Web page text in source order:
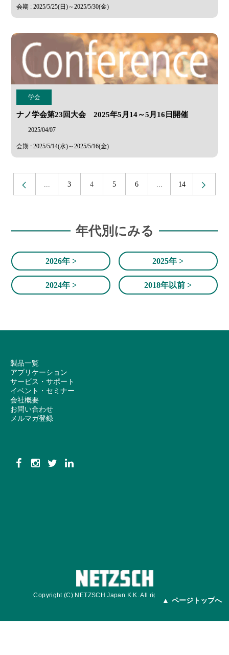
会期 : 2025/5/25(日)～2025/5/30(金)
学会
ナノ学会第23回大会 2025年5月14～5月16日開催
2025/04/07
会期 : 2025/5/14(水)～2025/5/16(金)
< ... 3 4 5 6 ... >
14
年代別にみる
2026年 > 2025年 >
2024年 > 2018年以前 >
ページトップへ
製品一覧
アプリケーション
サービス・サポート
イベント・セミナー
会社概要
お問い合わせ
メルマガ登録
Copyright (C) NETZSCH Japan K.K. All rights reserved.